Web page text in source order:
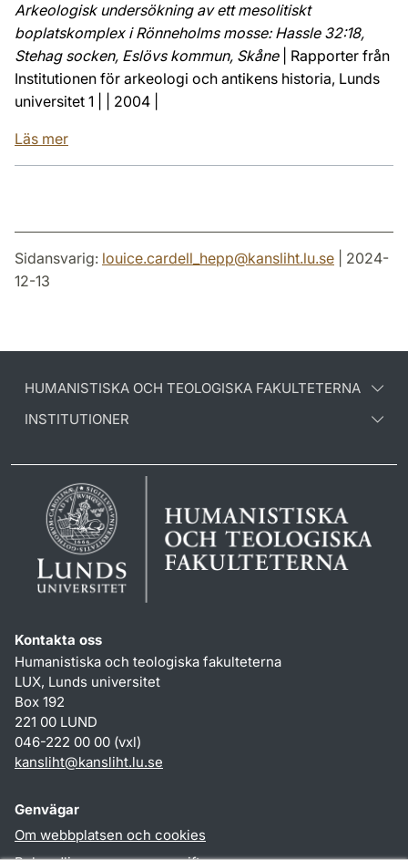
Arkeologisk undersökning av ett mesolitiskt
boplatskomplex i Rönneholms mosse: Hassle 32:18,
Stehag socken, Eslövs kommun, Skåne| Rapporter från
Institutionen för arkeologi och antikens historia, Lunds
universitet 1 | | 2004 |
Läs mer
Sidansvarig: louice.cardell_hepp@kansliht.lu.se | 2024-
12-13
HUMANISTISKA OCH TEOLOGISKA FAKULTETERNA
INSTITUTIONER
Kontakta oss
Humanistiska och teologiska fakulteterna
LUX, Lunds universitet
Box 192
221 00 LUND
046-222 00 00 (vxl)
kansliht@kansliht.lu.se
Genvägar
Om webbplatsen och cookies